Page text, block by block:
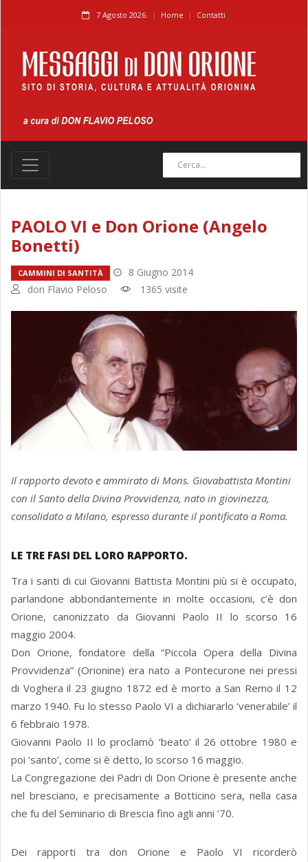
7 Agosto 2026. Home Contatti
PAOLO VI e Don Orione (Angelo
Bonetti)
CAMMINI DI SANTITÀ
8 Giugno 2014
don Flavio Peloso
1365 visite
Il rapporto devoto e ammirato di Mons. Giovabattista Montini
con il Santo della Divina Provvidenza, nato in giovinezza,
consolidato a Milano, espresso durante il pontificato a Roma.
LE TRE FASI DEL LORO RAPPORTO.
Tra i santi di cui Giovanni Battista Montini più si è occupato,
parlandone abbondantemente in molte occasioni, c’è don
Orione, canonizzato da Giovanni Paolo II lo scorso 16
maggio 2004.
Don Orione, fondatore della “Piccola Opera della Divina
Provvidenza” (Orionine) era nato a Pontecurone nei pressi
di Voghera il 23 giugno 1872 ed è morto a San Remo il 12
marzo 1940. Fu lo stesso Paolo VI a dichiararlo ‘venerabile’ il
6 febbraio 1978.
Giovanni Paolo II lo proclamò ‘beato’ il 26 ottobre 1980 e
poi ‘santo’, come si è detto, lo scorso 16 maggio.
La Congregazione dei Padri di Don Orione è presente anche
nel bresciano, e precisamente a Botticino sera, nella casa
che fu del Seminario di Brescia fino agli anni ’70.
Dei rapporti tra don Orione e Paolo VI ricorderò